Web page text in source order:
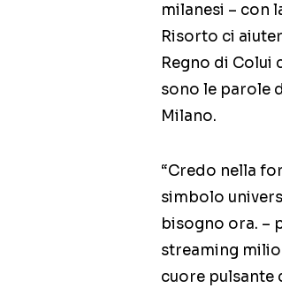
milanesi – con
Risorto ci
Regno di Colui
sono le parole
Milano.
“Credo nella
simbolo
bisogno ora. –
streaming
cuore pulsante